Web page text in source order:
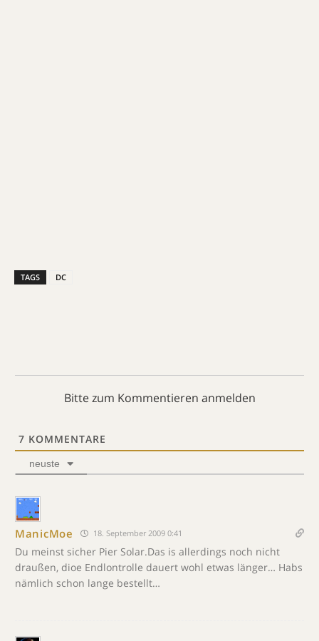
TAGS DC
Bitte zum Kommentieren anmelden
7 KOMMENTARE
neuste
ManicMoe 18. September 2009 0:41
Du meinst sicher Pier Solar.Das is allerdings noch nicht
draußen, dioe Endlontrolle dauert wohl etwas länger… Habs
nämlich schon lange bestellt…